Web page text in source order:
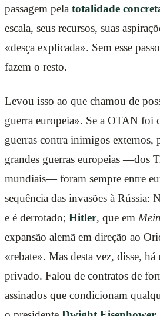
passagem pela totalidade
escala, seus recursos, suas
«desça explicada». Sem esse
fazem o resto.
Levou isso ao que chamou de
guerra europeia». Se a OTAN foi
guerras contra inimigos externos,
grandes guerras europeias —dos
mundiais— foram sempre entre
sequência das invasões à Rússia:
e é derrotado; Hitler, que em
expansão alemã em direção ao
«rebate». Mas desta vez, disse,
privado. Falou de contratos de
assinados que condicionam